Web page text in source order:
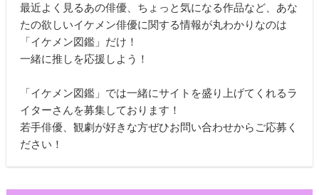
最近よく見るあの俳優、ちょっと気になる作品など、あな
たの欲しいイケメン俳優に関する情報が丸わかりなのは
「イケメン図鑑」だけ！
一緒に推しを応援しよう！
「イケメン図鑑」では一緒にサイトを盛り上げてくれるラ
イターさんを募集しております！
若手俳優、観劇が好きな方ぜひお問い合わせからご応募く
ださい！